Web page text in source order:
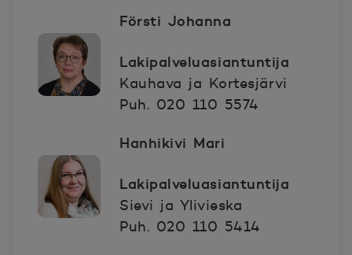
Försti Johanna
Lakipalveluasiantuntija
Kauhava ja Kortesjärvi
Puh. 020 110 5574
Hanhikivi Mari
Lakipalveluasiantuntija
Sievi ja Ylivieska
Puh. 020 110 5414